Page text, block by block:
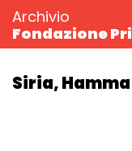
Archivio
Fondazione
Siria,